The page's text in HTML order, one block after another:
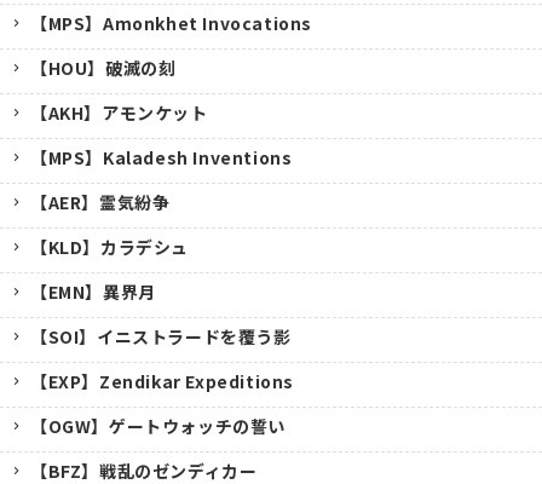
【MPS】Amonkhet Invocations
【HOU】破滅の刻
【AKH】アモンケット
【MPS】Kaladesh Inventions
【AER】霊気紛争
【KLD】カラデシュ
【EMN】異界月
【SOI】イニストラードを覆う影
【EXP】Zendikar Expeditions
【OGW】ゲートウォッチの誓い
【BFZ】戦乱のゼンディカー